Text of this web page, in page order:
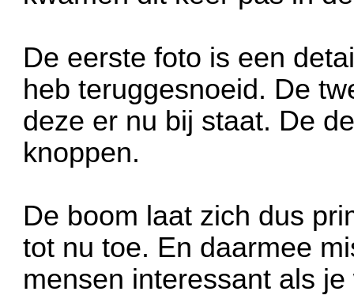
De eerste foto is een
heb teruggesnoeid. De
deze er nu bij staat. De
knoppen.
De boom laat zich dus
tot nu toe. En daarmee
mensen interessant als